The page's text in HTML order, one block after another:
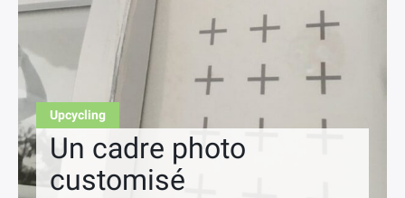
Upcycling
Un cadre photo
customisé
PANIER